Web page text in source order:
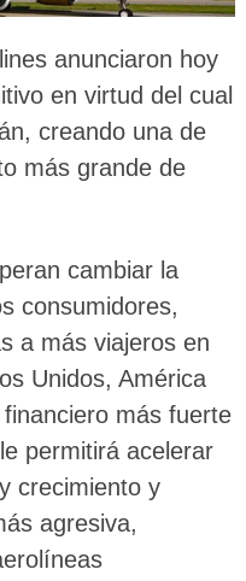
anunciaron hoy
en virtud del cual
creando una de
más grande de
cambiar la
consumidores,
a más viajeros en
Unidos, América
más fuerte
permitirá acelerar
crecimiento y
agresiva,